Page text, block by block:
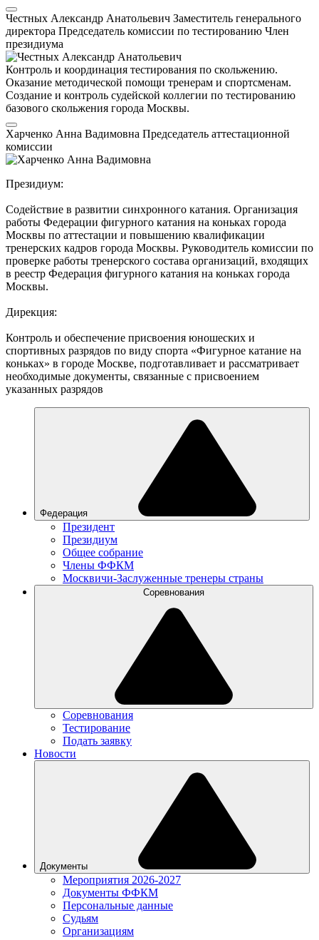
Честных Александр Анатольевич Заместитель генерального
директора Председатель комиссии по тестированию Член
президиума
Контроль и координация тестирования по скольжению.
Оказание методической помощи тренерам и спортсменам.
Создание и контроль судейской коллегии по тестированию
базового скольжения города Москвы.
Харченко Анна Вадимовна Председатель аттестационной
комиссии
Президиум:
Содействие в развитии синхронного катания. Организация
работы Федерации фигурного катания на коньках города
Москвы по аттестации и повышению квалификации
тренерских кадров города Москвы. Руководитель комиссии по
проверке работы тренерского состава организаций, входящих
в реестр Федерация фигурного катания на коньках города
Москвы.
Дирекция:
Контроль и обеспечение присвоения юношеских и
спортивных разрядов по виду спорта «Фигурное катание на
коньках» в городе Москве, подготавливает и рассматривает
необходимые документы, связанные с присвоением
указанных разрядов
Федерация
Президент
Президиум
Общее собрание
Члены ФФКМ
Москвичи-Заслуженные тренеры страны
Соревнования
Соревнования
Тестирование
Подать заявку
Новости
Документы
Мероприятия 2026-2027
Документы ФФКМ
Персональные данные
Судьям
Организациям